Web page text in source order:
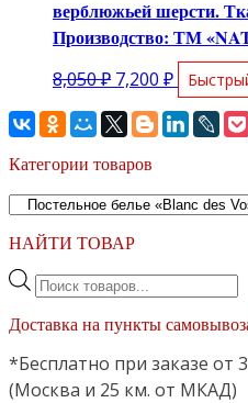
верблюжьей шерсти.
Производство: ТМ
8,050₽
составляла
8,050 ₽.
7,200 ₽Текущая
цена:
7,200 ₽.
Категории товаров
НАЙТИ ТОВАР
Поиск
Доставка на пункты
*Бесплатно при заказе от
(Москва и 25 км. от МКАД)